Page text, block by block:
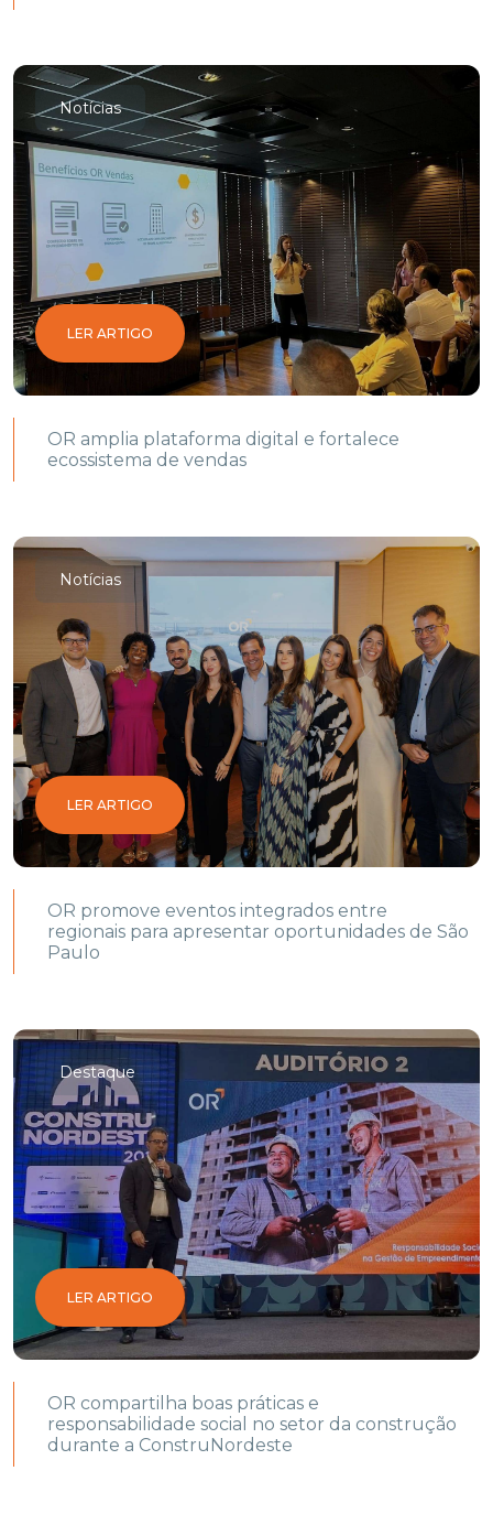
Notícias
LER ARTIGO
OR amplia plataforma digital e fortalece
ecossistema de vendas
Notícias
LER ARTIGO
OR promove eventos integrados entre
regionais para apresentar oportunidades de São
Paulo
Destaque
LER ARTIGO
OR compartilha boas práticas e
responsabilidade social no setor da construção
durante a ConstruNordeste